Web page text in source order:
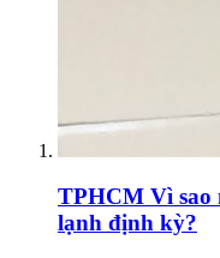
TPHCM Vì sao
lạnh định kỳ?